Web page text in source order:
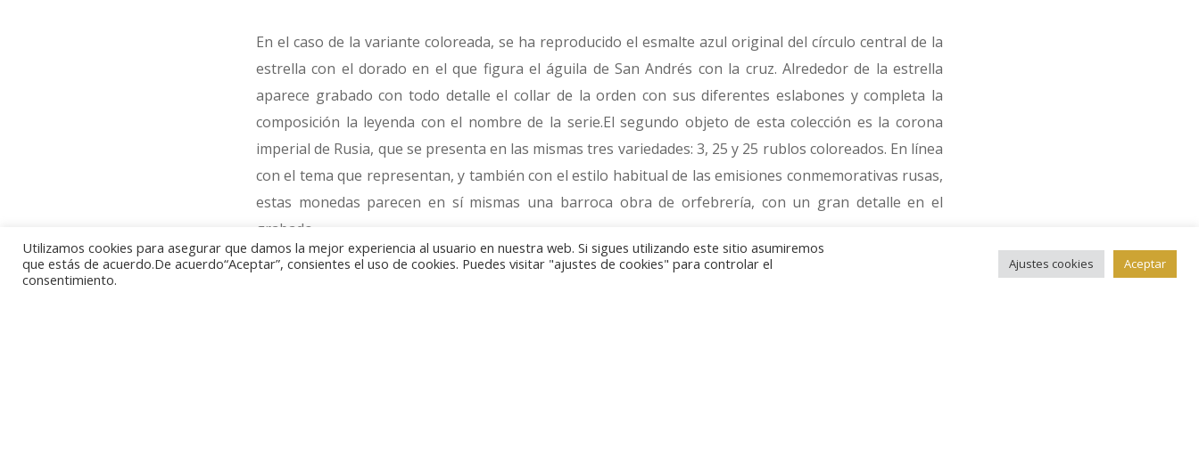
En el caso de la variante coloreada, se ha reproducido el esmalte azul original del círculo central de la
estrella con el dorado en el que figura el águila de San Andrés con la cruz. Alrededor de la estrella
aparece grabado con todo detalle el collar de la orden con sus diferentes eslabones y completa la
composición la leyenda con el nombre de la serie.El segundo objeto de esta colección es la corona
imperial de Rusia, que se presenta en las mismas tres variedades: 3, 25 y 25 rublos coloreados. En línea
con el tema que representan, y también con el estilo habitual de las emisiones conmemorativas rusas,
estas monedas parecen en sí mismas una barroca obra de orfebrería, con un gran detalle en el
grabado.
Utilizamos cookies para asegurar que damos la mejor experiencia al usuario en nuestra web. Si sigues utilizando este sitio asumiremos
que estás de acuerdo.De acuerdo“Aceptar”, consientes el uso de cookies. Puedes visitar "ajustes de cookies" para controlar el
consentimiento.
Ajustes cookies Aceptar